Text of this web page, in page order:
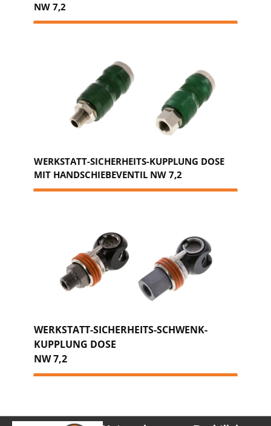
NW 7,2
WERKSTATT-SICHERHEITS-KUPPLUNG DOSE
MIT HANDSCHIEBEVENTIL NW 7,2
WERKSTATT-SICHERHEITS-SCHWENK-
KUPPLUNG DOSE
NW 7,2